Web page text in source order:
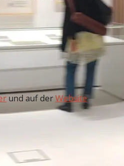
und auf derWebsite